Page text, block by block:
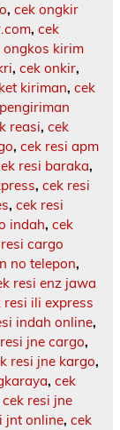
, cek ongkir
, cek
ongkos kirim
, cek onkir,
kiriman, cek
reasi, cek
, cek resi apm
resi baraka,
, cek resi
, cek resi
indah, cek
cargo
no telepon,
resi enz jawa
resi ili express
indah online,
jne cargo,
resi jne kargo,
, cek
cek resi jne
jnt online, cek